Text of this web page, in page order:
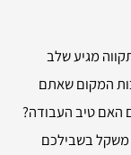
מגיע שלב
המקום שאתם
האם טיב העבודה?
משקל בשבילכם